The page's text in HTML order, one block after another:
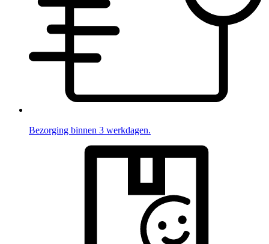
Bezorging binnen 3 werkdagen.